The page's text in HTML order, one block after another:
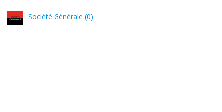
Société Générale (0)